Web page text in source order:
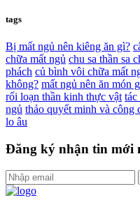
tags
Bị mất ngủ nên kiêng ăn gì?
chữa mất ngủ chu sa thần sa
phách củ bình vôi chữa mất
không? mất ngủ nên ăn món
rối loạn thần kinh thực vật tác
ngủ thảo quyết minh và công
lo âu
Đăng ký nhận tin mới